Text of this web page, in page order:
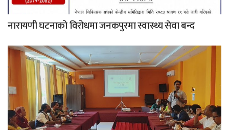
नारायणी घटनाको विरोधमा जनकपुरमा स्वास्थ्य सेवा बन्द